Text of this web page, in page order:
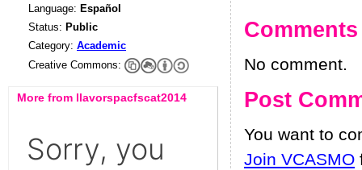
Language: Español
Status: Public
Category: Academic
Creative Commons:
More from llavorspacfscat2014
Comments
No comment.
Post
You want to
Join VCASMO